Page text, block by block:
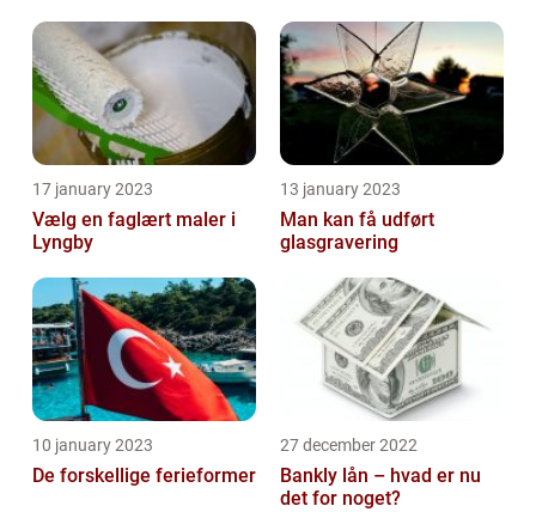
17 january 2023
Vælg en faglært maler i
Lyngby
13 january 2023
Man kan få udført
glasgravering
10 january 2023
De forskellige ferieformer
27 december 2022
Bankly lån – hvad er nu
det for noget?